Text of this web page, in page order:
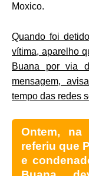
Moxico.
Quando foi
vítima, aparelho
Buana por via
mensagem,
tempo das redes
Ontem,
referiu que
e